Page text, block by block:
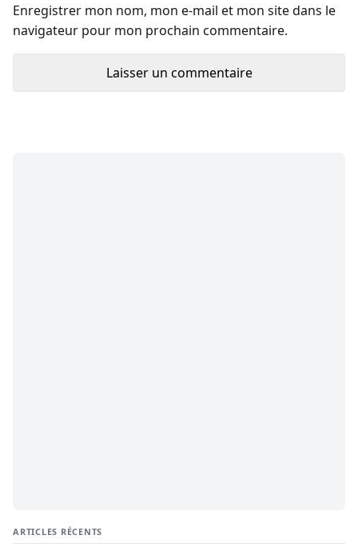
Enregistrer mon nom, mon e-mail et mon site dans le
navigateur pour mon prochain commentaire.
ARTICLES RÉCENTS